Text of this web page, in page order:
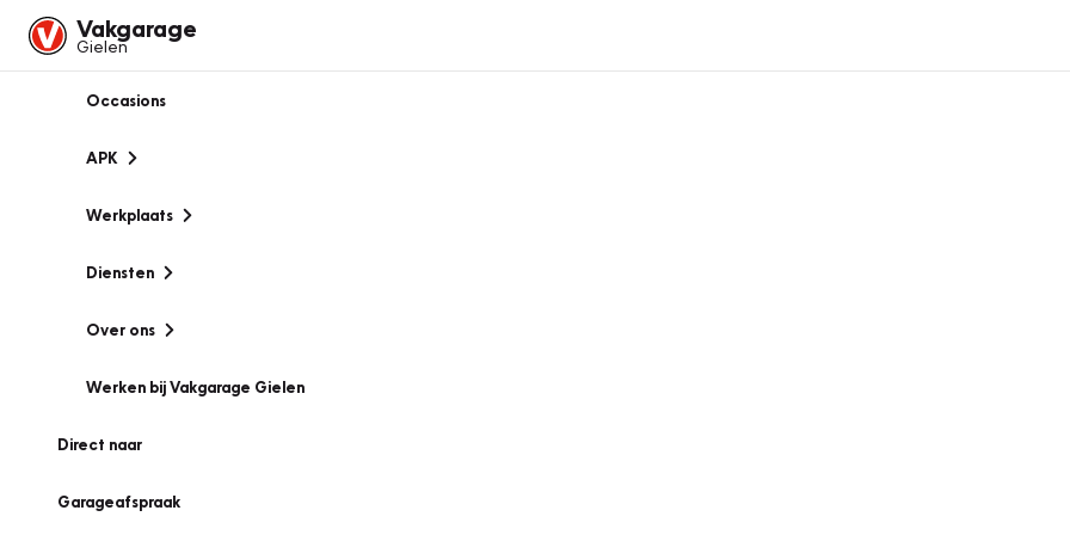
Vakgarage
Gielen
Occasions
APK
Werkplaats
Diensten
Over ons
Werken bij Vakgarage Gielen
Direct naar
Garageafspraak